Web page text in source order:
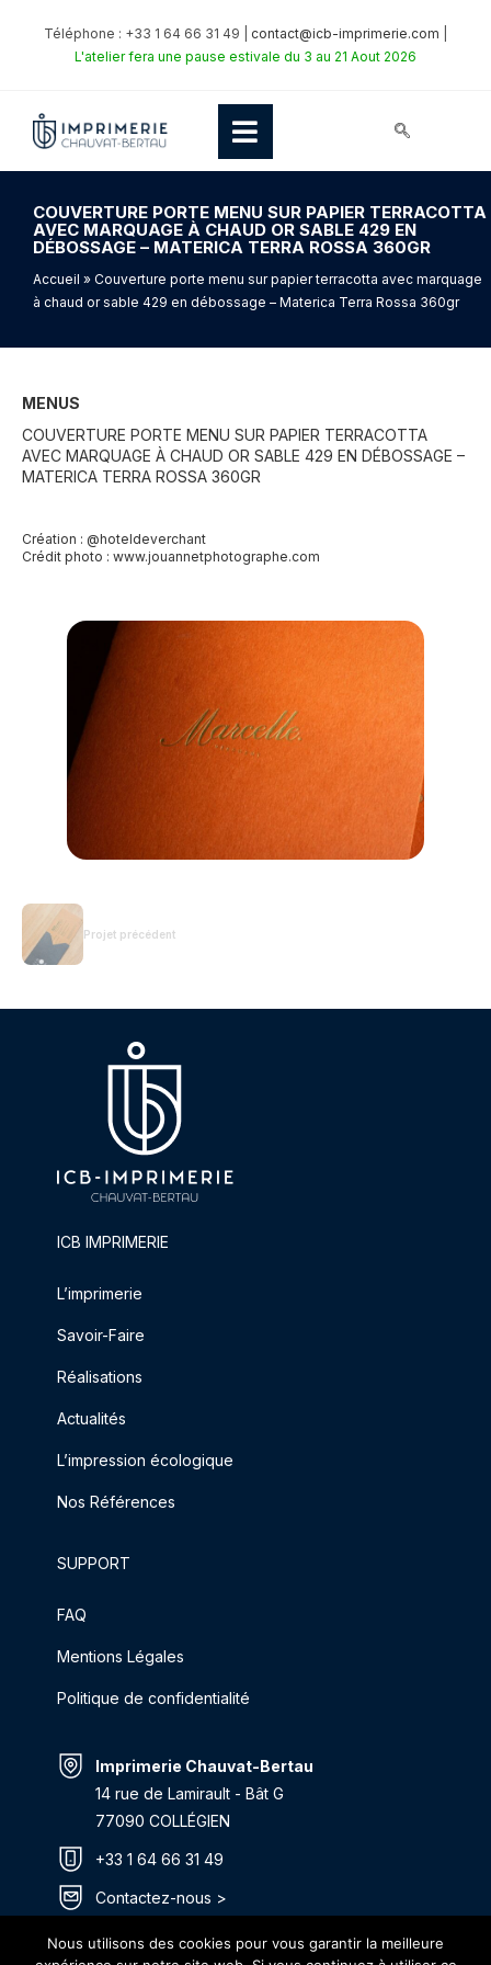
Téléphone : +33 1 64 66 31 49 | contact@icb-imprimerie.com
L'atelier fera une pause estivale du 3 au 21 Aout 2026
COUVERTURE PORTE MENU SUR PAPIER TERRACOTTA
AVEC MARQUAGE À CHAUD OR SABLE 429 EN
DÉBOSSAGE – MATERICA TERRA ROSSA 360GR
Accueil » Couverture porte menu sur papier terracotta avec marquage
à chaud or sable 429 en débossage – Materica Terra Rossa 360gr
MENUS
COUVERTURE PORTE MENU SUR PAPIER TERRACOTTA
AVEC MARQUAGE À CHAUD OR SABLE 429 EN DÉBOSSAGE –
MATERICA TERRA ROSSA 360GR
Création : @hoteldeverchant
Crédit photo : www.jouannetphotographe.com
Projet précédent
ICB IMPRIMERIE
L’imprimerie
Savoir-Faire
Réalisations
Actualités
L’impression écologique
Nos Références
SUPPORT
FAQ
Mentions Légales
Politique de confidentialité
Imprimerie Chauvat-Bertau
14 rue de Lamirault - Bât G
77090 COLLÉGIEN
+33 1 64 66 31 49
Contactez-nous >
Itinéraire >
Nous utilisons des cookies pour vous garantir la meilleure